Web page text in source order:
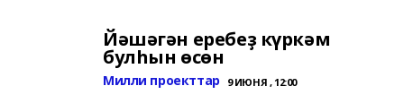
Йәшәгән еребеҙ күркәм
булһын өсөн
Милли проекттар 9 ИЮНЯ , 12:00